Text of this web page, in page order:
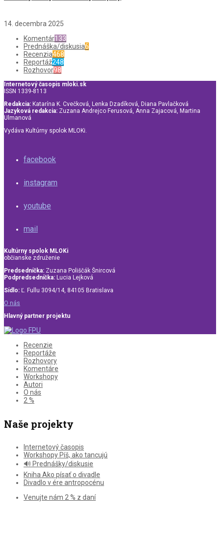
14. decembra 2025
Komentár133
Prednáška/diskusia6
Recenzia468
Reportáž248
Rozhovor98
Internetový časopis mloki.sk
ISSN 1339-8113
Redakcia: Katarína K. Cvečková, Lenka Dzadíková, Diana Pavlačková
Jazyková redakcia: Zuzana Andrejco Ferusová, Anna Zajacová, Martina
Ulmanová
Vydáva Kultúrny spolok MLOKi.
facebook
instagram
youtube
mail
Kultúrny spolok MLOKi
občianske združenie
Predsedníčka: Zuzana Poliščák Šnircová
Podpredsedníčka: Lucia Lejková
Sídlo: Ľ. Fullu 3094/14, 84105 Bratislava
O nás
Hlavný partner projektu
Recenzie
Reportáže
Rozhovory
Komentáre
Workshopy
Autori
O nás
2 %
Naše projekty
Internetový časopis
Workshopy Píš, ako tancujú
🔊 Prednášky/diskusie
Kniha Ako písať o divadle
Divadlo v ére antropocénu
Venujte nám 2 % z daní